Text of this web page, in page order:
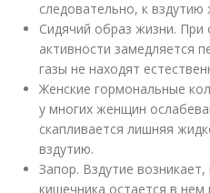
следовательно, к вздутию
Сидячий образ жизни. При
активности замедляется
газы не находят
Женские гормональные
у многих женщин
скапливается лишняя
вздутию.
Запор. Вздутие
кишечника остается в